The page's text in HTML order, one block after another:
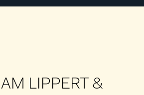
LIPPERT &